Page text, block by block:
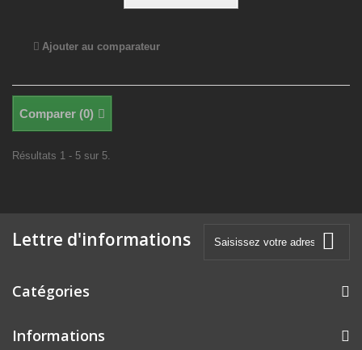
Ajouter au comparateur
Comparer (0)
Résultats 1 - 5 sur 5.
Lettre d'informations
Catégories
Informations